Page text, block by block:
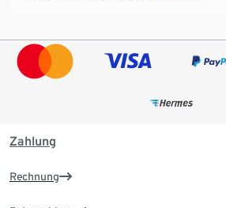
Zahlung
Rechnung